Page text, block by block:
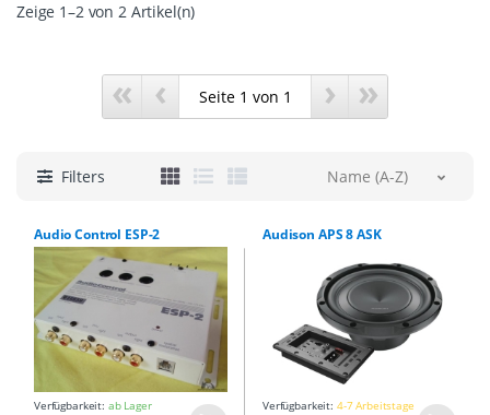
Zeige 1–2 von 2 Artikel(n)
« ‹ › »
Filters Name (A-Z)
Audio Control ESP-2
Verfügbarkeit: ab Lager
Audison APS 8 ASK
Verfügbarkeit: 4-7 Arbeitstage